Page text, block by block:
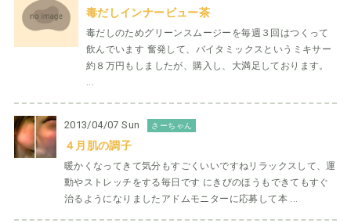
毒だしインナービュー茶
毒だしのためグリーンスムージーを毎週３回はつくって
飲んでいます 奮発して、バイタミックスというミキサー
約８万円もしましたが、購入し、大満足しております。
...
2013/04/07 Sun さーちゃん
４月肌の調子
暖かくなってきて気分もすごくいいですねリラックスして、運
動やストレッチをする毎日です にきびのほうもできてもすぐ
治るようになりましたアドムモニターに応募して本 ...